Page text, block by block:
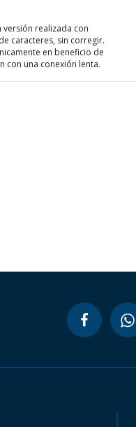
versión realizada con
caracteres, sin corregir.
en beneficio de
con una conexión lenta.